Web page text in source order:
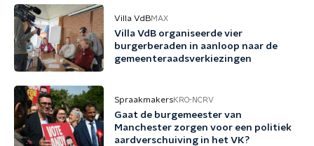
Villa VdBMAX
Villa VdB organiseerde vier
burgerberaden in aanloop naar de
gemeenteraadsverkiezingen
SpraakmakersKRO-NCRV
Gaat de burgemeester van
Manchester zorgen voor een politiek
aardverschuiving in het VK?